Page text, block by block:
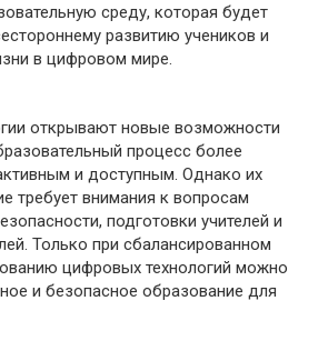
среду, которая будет
развитию учеников и
в цифровом мире.
открывают новые возможности
процесс более
и доступным. Однако их
требует внимания к вопросам
подготовки учителей и
Только при сбалансированном
цифровых технологий можно
и безопасное образование для